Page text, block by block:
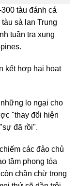
tàu đánh cá
sà lan Trung
tuần tra xung
kết hợp hai hoạt
lo ngại cho
"thay đổi hiện
đã rồi".
các đảo chủ
tầm phong tỏa
chần chừ trong